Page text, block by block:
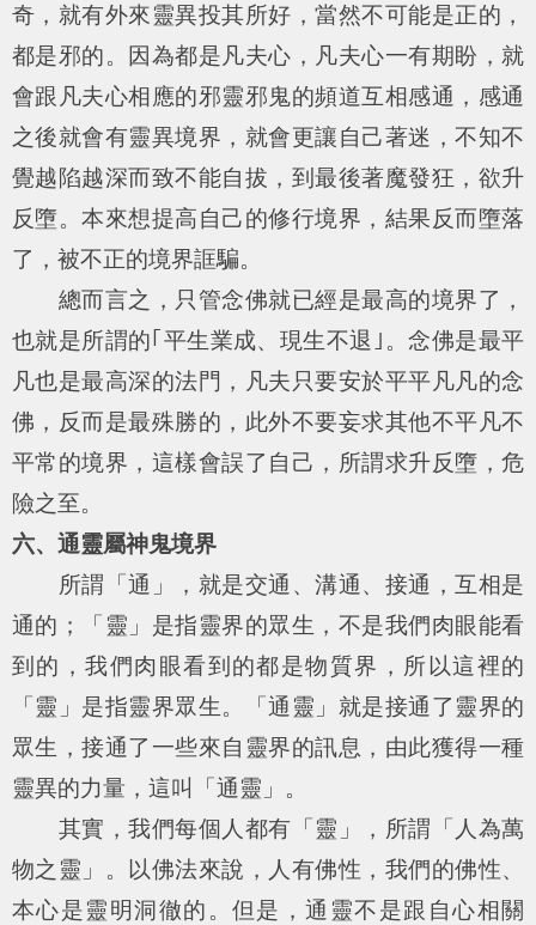
奇，就有外來靈異投其所好，當然不可能是正的，
都是邪的。因為都是凡夫心，凡夫心一有期盼，就
會跟凡夫心相應的邪靈邪鬼的頻道互相感通，感通
之後就會有靈異境界，就會更讓自己著迷，不知不
覺越陷越深而致不能自拔，到最後著魔發狂，欲升
反墮。本來想提高自己的修行境界，結果反而墮落
了，被不正的境界誆騙。
總而言之，只管念佛就已經是最高的境界了，
也就是所謂的｢平生業成、現生不退｣。念佛是最平
凡也是最高深的法門，凡夫只要安於平平凡凡的念
佛，反而是最殊勝的，此外不要妄求其他不平凡不
平常的境界，這樣會誤了自己，所謂求升反墮，危
險之至。
六、通靈屬神鬼境界
所謂「通」，就是交通、溝通、接通，互相是
通的；「靈」是指靈界的眾生，不是我們肉眼能看
到的，我們肉眼看到的都是物質界，所以這裡的
「靈」是指靈界眾生。「通靈」就是接通了靈界的
眾生，接通了一些來自靈界的訊息，由此獲得一種
靈異的力量，這叫「通靈」。
其實，我們每個人都有「靈」，所謂「人為萬
物之靈」。以佛法來說，人有佛性，我們的佛性、
本心是靈明洞徹的。但是，通靈不是跟自心相關